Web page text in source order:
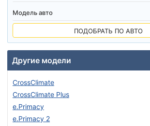
ПОДОБРАТЬ ПО АВТО
Другие модели
CrossClimate
CrossClimate Plus
e.Primacy
e.Primacy 2